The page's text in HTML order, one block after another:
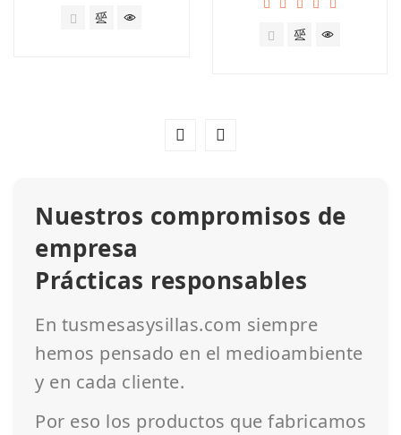
Nuestros compromisos de
empresa
Prácticas responsables
En tusmesasysillas.com siempre
hemos pensado en el medioambiente
y en cada cliente.
Por eso los productos que fabricamos